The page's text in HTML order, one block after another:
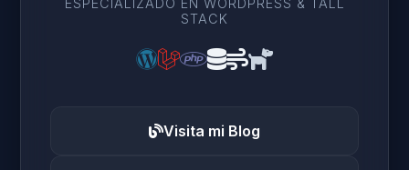
ESPECIALIZADO EN WORDPRESS & TALL
STACK
Visita mi Blog